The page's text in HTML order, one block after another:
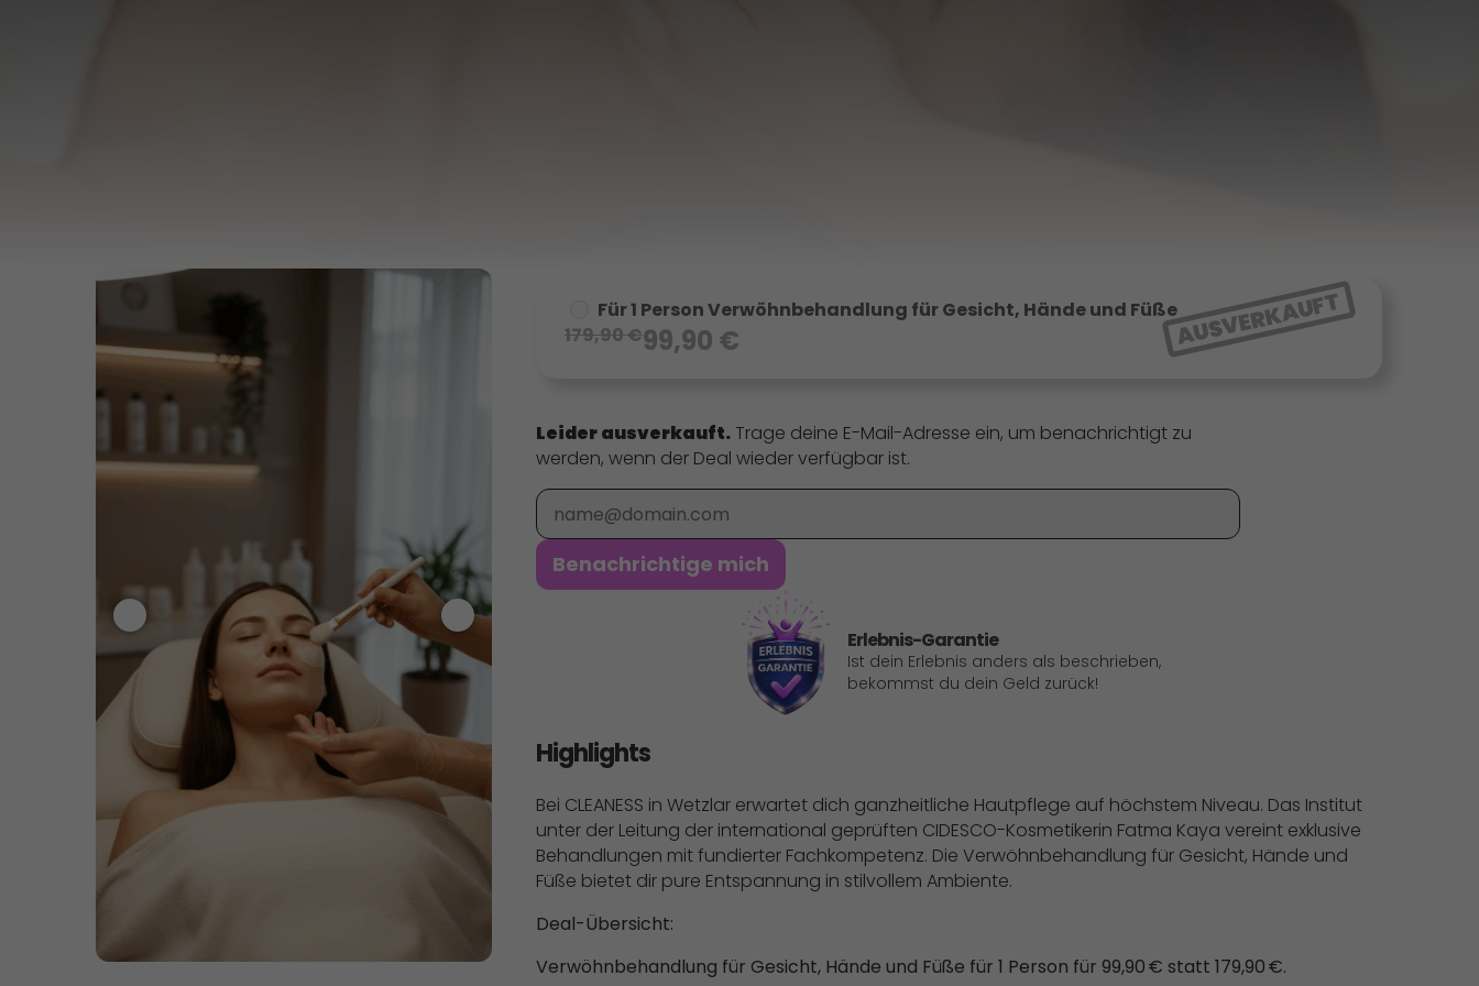
Für 1 Person Verwöhnbehandlung für Gesicht, Hände und Füße
179,90€99,90 € AUSVERKAUFT
Leider ausverkauft. Trage deine E-Mail-Adresse ein, um benachrichtigt zu
werden, wenn der Deal wieder verfügbar ist.
E-Mail
Benachrichtige mich
Erlebnis-Garantie
Ist dein Erlebnis anders als beschrieben,
bekommst du dein Geld zurück!
Highlights
Bei CLEANESS in Wetzlar erwartet dich ganzheitliche Hautpflege auf höchstem Niveau. Das Institut
unter der Leitung der international geprüften CIDESCO-Kosmetikerin Fatma Kaya vereint exklusive
Behandlungen mit fundierter Fachkompetenz. Die Verwöhnbehandlung für Gesicht, Hände und
Füße bietet dir pure Entspannung in stilvollem Ambiente.
Deal-Übersicht:
Verwöhnbehandlung für Gesicht, Hände und Füße für 1 Person für 99,90 € statt 179,90 €.